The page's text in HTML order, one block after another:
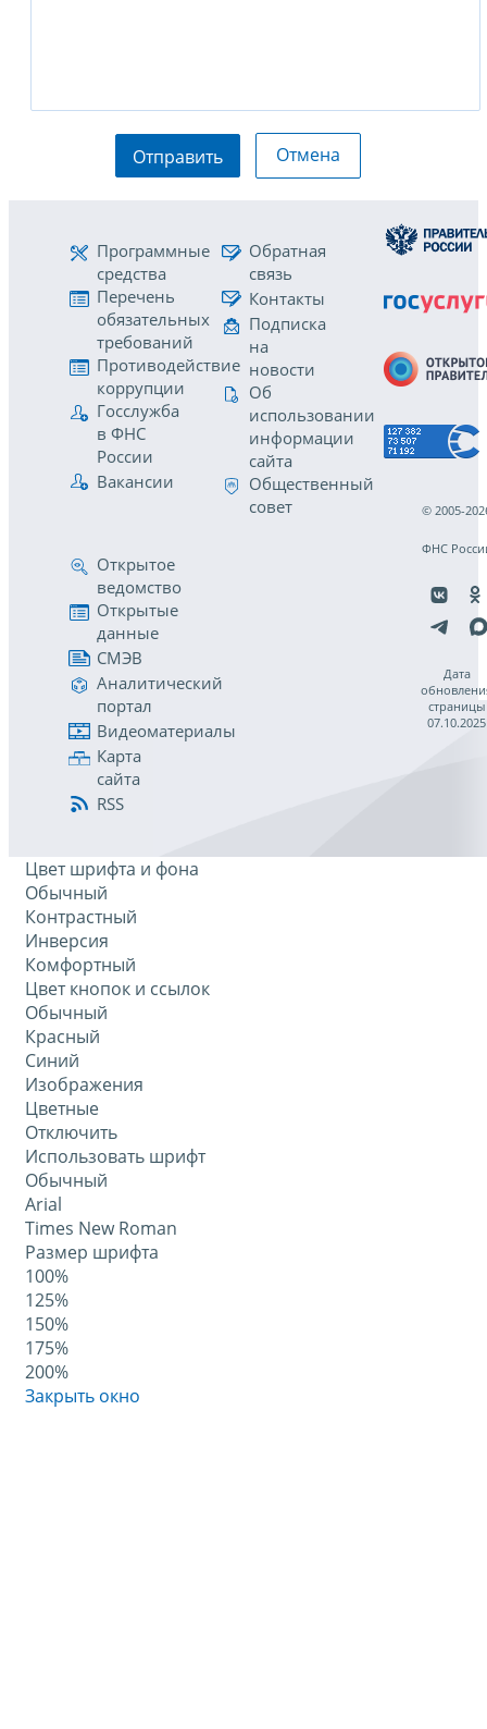
Отправить Отмена
Программные
средства
Перечень
обязательных
требований
Противодействие
коррупции
Госслужба
в ФНС
России
Вакансии
Обратная
связь
Контакты
Подписка
на
новости
Об
использовании
информации
сайта
Общественный
совет
Открытое
ведомство
Открытые
данные
СМЭВ
Аналитический
портал
Видеоматериалы
Карта
сайта
RSS
© 2005-
ФНС
Дата
страницы
07.10.2025
Цвет шрифта и фона
Обычный
Контрастный
Инверсия
Комфортный
Цвет кнопок и ссылок
Обычный
Красный
Синий
Изображения
Цветные
Отключить
Использовать шрифт
Обычный
Arial
Times New Roman
Размер шрифта
100%
125%
150%
175%
200%
Закрыть окно